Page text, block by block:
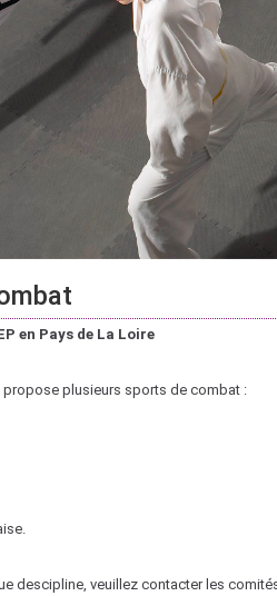
en Pays de La Loire
propose plusieurs sports de combat :
descipline, veuillez contacter les